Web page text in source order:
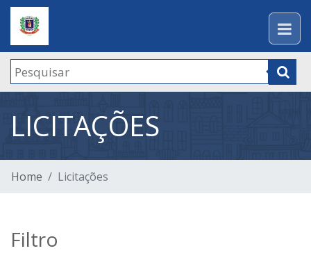
LICITAÇÕES
Home Licitações
Filtro